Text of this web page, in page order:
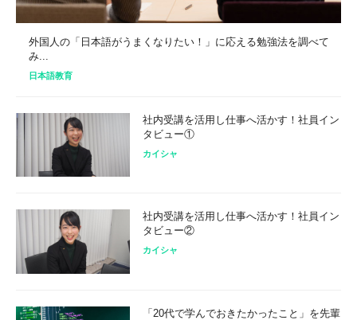
外国人の「日本語がうまくなりたい！」に応える勉強法を調べて
み...
日本語教育
社内受講を活用し仕事へ活かす！社員イン
タビュー①
カイシャ
社内受講を活用し仕事へ活かす！社員イン
タビュー②
カイシャ
「20代で学んでおきたかったこと」を先輩